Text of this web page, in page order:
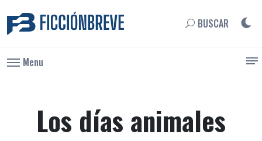
BUSCAR
Menu
Los días animales